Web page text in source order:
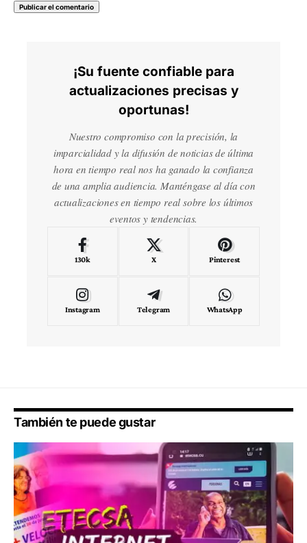
¡Su fuente confiable para
actualizaciones precisas y
oportunas!
Nuestro compromiso con la precisión, la
imparcialidad y la difusión de noticias de última
hora en tiempo real nos ha ganado la confianza
de una amplia audiencia. Manténgase al día con
actualizaciones en tiempo real sobre los últimos
eventos y tendencias.
130k X Pinterest
Instagram Telegram WhatsApp
También te puede gustar